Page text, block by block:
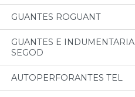
GUANTES ROGUANT
GUANTES E INDUMENTARIA
SEGOD
AUTOPERFORANTES TEL